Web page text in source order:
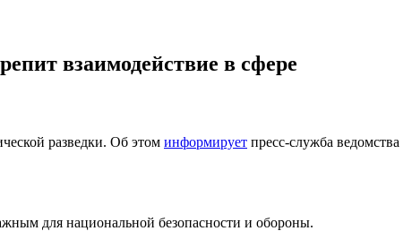
взаимодействие в сфере
разведки. Об этом информирует пресс-служба ведомства
для национальной безопасности и обороны.